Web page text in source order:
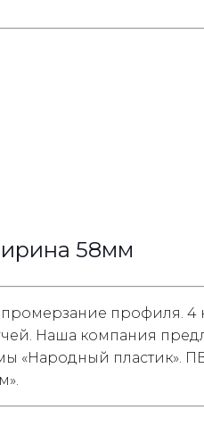
58мм
промерзание
Наша компания
«Народный пластик».